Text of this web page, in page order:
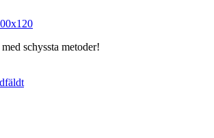
schyssta metoder!